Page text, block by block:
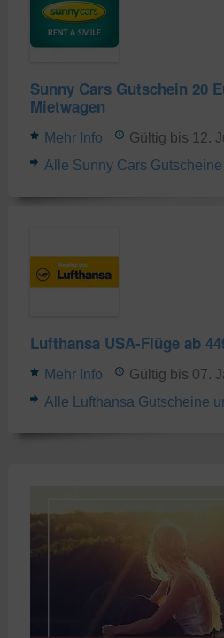
Sunny Cars Gutschein 20
Mietwagen
Mehr Info
Gültig bis 12.
Alle Sunny Cars
Lufthansa USA-Flüge ab
Mehr Info
Gültig bis 07.
Alle Lufthansa Gutscheine